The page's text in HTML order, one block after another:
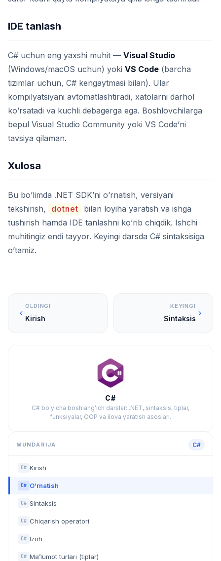
IDE tanlash
C# uchun eng yaxshi muhit — Visual Studio
(Windows/macOS uchun) yoki VS Code (barcha
tizimlar uchun, C# kengaytmasi bilan). Ular
kompilyatsiyani avtomatlashtiradi, xatolarni darhol
ko’rsatadi va kuchli debagerga ega. Boshlovchilarga
bepul Visual Studio Community yoki VS Code’ni
tavsiya qilaman.
Xulosa
Bu bo’limda .NET SDK’ni o’rnatish, versiyani
tekshirish,
dotnet
bilan loyiha yaratish va ishga
tushirish hamda IDE tanlashni ko’rib chiqdik. Ishchi
muhitingiz endi tayyor. Keyingi darsda C# sintaksisiga
o’tamiz.
OLDINGI
Kirish
KEYINGI
Sintaksis
C#
C# bo'yicha boshlang'ich darslar: .NET, sintaksis, tiplar,
funksiyalar, OOP va ilova yaratish asoslari.
MUNDARIJA C#
C# Kirish
C# O’rnatish
C# Sintaksis
C# Chiqarish operatori
C# Izoh
C# Ma’lumot turlari (tiplar)